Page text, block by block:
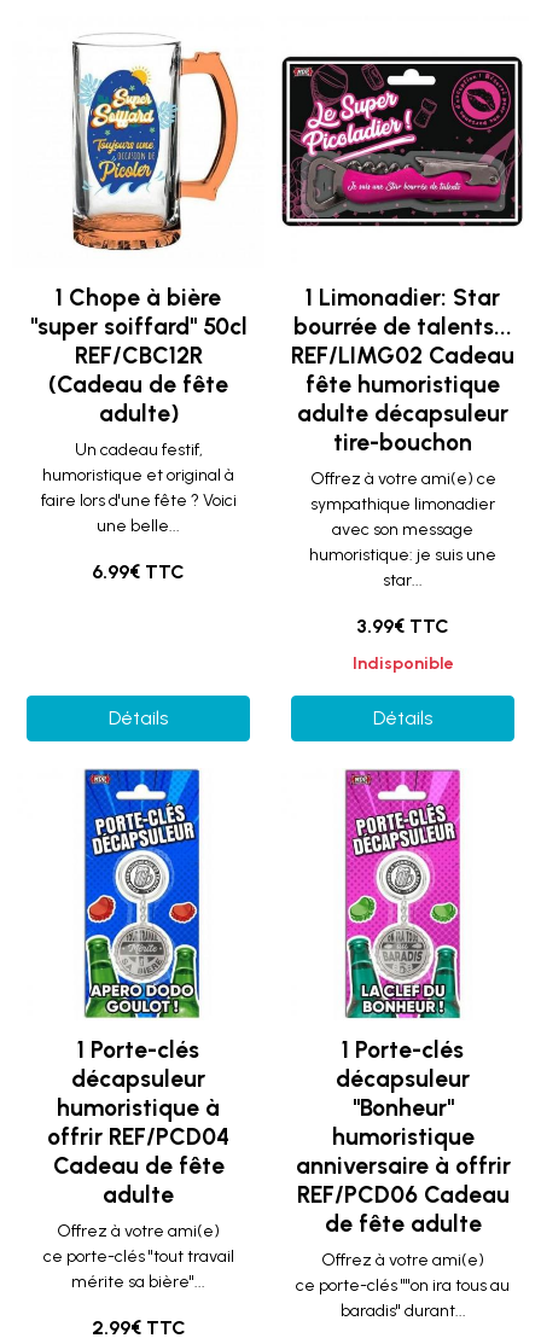
1 Chope à bière
"super soiffard" 50cl
REF/CBC12R
(Cadeau de fête
adulte)
Un cadeau festif,
humoristique et original à
faire lors d'une fête ? Voici
une belle...
6.99€ TTC
Détails
1 Limonadier: Star
bourrée de talents...
REF/LIMG02 Cadeau
fête humoristique
adulte décapsuleur
tire-bouchon
Offrez à votre ami(e) ce
sympathique limonadier
avec son message
humoristique: je suis une
star...
3.99€ TTC
Indisponible
Détails
1 Porte-clés
décapsuleur
humoristique à
offrir REF/PCD04
Cadeau de fête
adulte
Offrez à votre ami(e)
ce porte-clés "tout travail
mérite sa bière"...
2.99€ TTC
1 Porte-clés
décapsuleur
"Bonheur"
humoristique
anniversaire à offrir
REF/PCD06 Cadeau
de fête adulte
Offrez à votre ami(e)
ce porte-clés ""on ira tous au
baradis" durant...